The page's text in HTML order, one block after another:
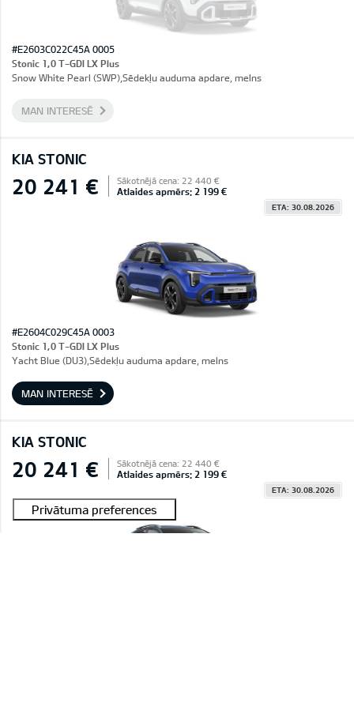
#E2603C022C45A 0005
Stonic 1,0 T-GDI LX Plus
Snow White Pearl (SWP),Sēdekļu auduma apdare, melns
MAN INTERESĒ
KIA STONIC
20 241 € Sākotnējā cena: 22 440 €
Atlaides apmērs: 2 199 €
ETA: 30.08.2026
#E2604C029C45A 0003
Stonic 1,0 T-GDI LX Plus
Yacht Blue (DU3),Sēdekļu auduma apdare, melns
MAN INTERESĒ
KIA STONIC
20 241 € Sākotnējā cena: 22 440 €
Atlaides apmērs: 2 199 €
ETA: 30.08.2026